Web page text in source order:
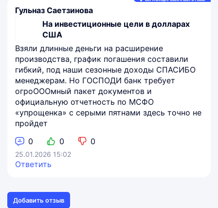
Гульназ Саетзинова
На инвестиционные цели в долларах
США
Взяли длинные деньги на расширение
производства, график погашения составили
гибкий, под наши сезонные доходы СПАСИБО
менеджерам. Но ГОСПОДИ банк требует
огроОООмный пакет документов и
официальную отчетность по МСФО
«упрощенка» с серыми пятнами здесь точно не
пройдет
0
0 0
25.01.2026 15:02
Ответить
Добавить отзыв